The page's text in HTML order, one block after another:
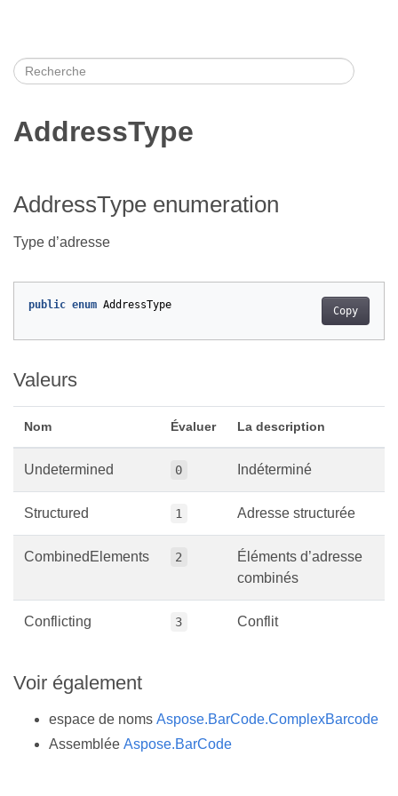
AddressType
AddressType enumeration
Type d’adresse
Copy
public enum AddressType
Valeurs
Nom Évaluer La description
Undetermined 0 Indéterminé
Structured 1 Adresse structurée
CombinedElements 2
Éléments d’adresse
combinés
Conflicting 3 Conflit
Voir également
espace de noms Aspose.BarCode.ComplexBarcode
Assemblée Aspose.BarCode